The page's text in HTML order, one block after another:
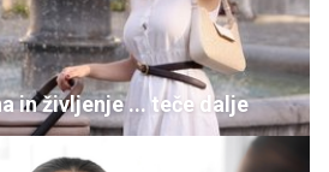
in življenje ... teče dalje